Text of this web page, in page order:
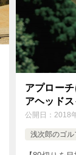
アプロー
アヘッド
公開日： 2018
浅次郎のゴル